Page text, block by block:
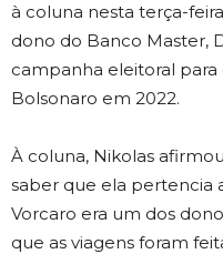
à coluna nesta terça-
dono do Banco Master,
campanha eleitoral
Bolsonaro em 2022.
À coluna, Nikolas
saber que ela pertencia
Vorcaro era um dos
que as viagens foram